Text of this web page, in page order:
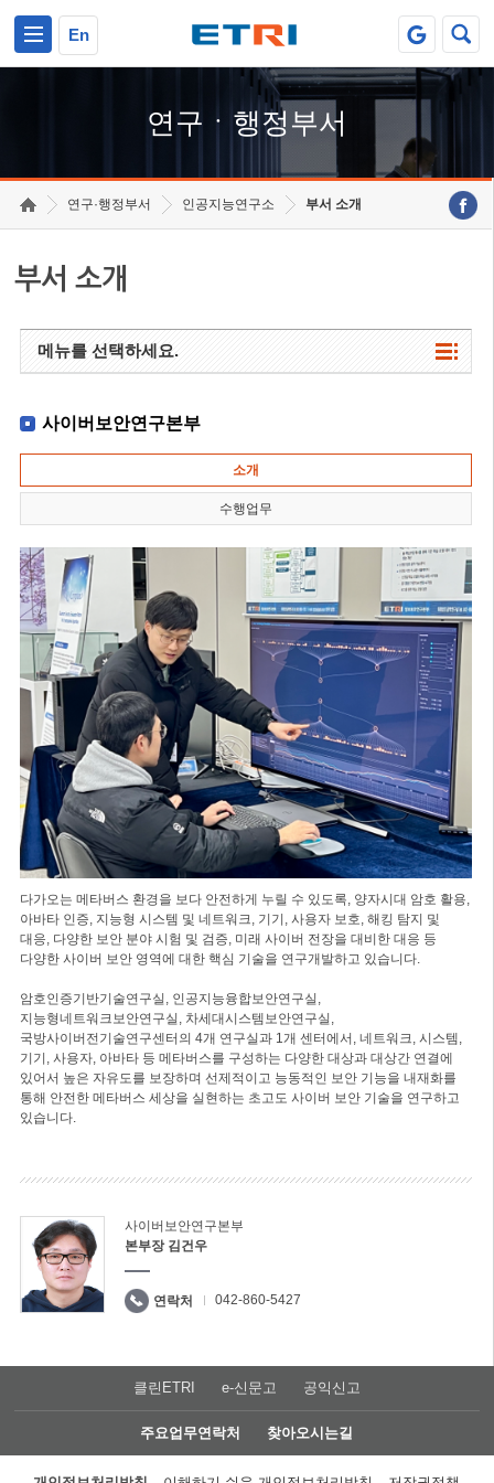
En
연구ㆍ행정부서
연구·행정부서 인공지능연구소 부서 소개
부서 소개
메뉴를 선택하세요.
사이버보안연구본부
소개
수행업무
다가오는 메타버스 환경을 보다 안전하게 누릴 수 있도록, 양자시대 암호 활용,
아바타 인증, 지능형 시스템 및 네트워크, 기기, 사용자 보호, 해킹 탐지 및
대응, 다양한 보안 분야 시험 및 검증, 미래 사이버 전장을 대비한 대응 등
다양한 사이버 보안 영역에 대한 핵심 기술을 연구개발하고 있습니다.
암호인증기반기술연구실, 인공지능융합보안연구실,
지능형네트워크보안연구실, 차세대시스템보안연구실,
국방사이버전기술연구센터의 4개 연구실과 1개 센터에서, 네트워크, 시스템,
기기, 사용자, 아바타 등 메타버스를 구성하는 다양한 대상과 대상간 연결에
있어서 높은 자유도를 보장하며 선제적이고 능동적인 보안 기능을 내재화를
통해 안전한 메타버스 세상을 실현하는 초고도 사이버 보안 기술을 연구하고
있습니다.
사이버보안연구본부
본부장 김건우
연락처 042-860-5427
클린ETRI e-신문고 공익신고
주요업무연락처 찾아오시는길